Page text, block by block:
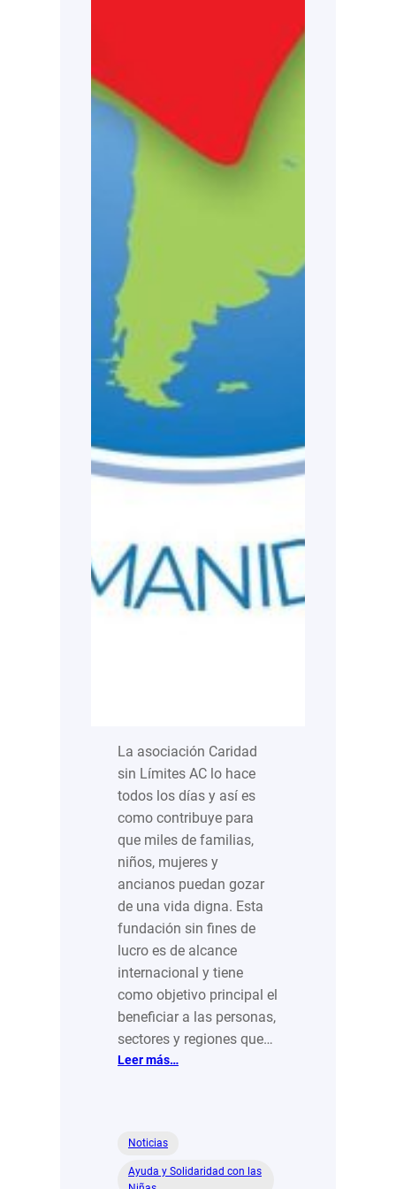
La asociación Caridad
sin Límites AC lo hace
todos los días y así es
como contribuye para
que miles de familias,
niños, mujeres y
ancianos puedan gozar
de una vida digna. Esta
fundación sin fines de
lucro es de alcance
internacional y tiene
como objetivo principal el
beneficiar a las personas,
sectores y regiones que…
Leer más…
para
Noticias
Ayuda y Solidaridad con las